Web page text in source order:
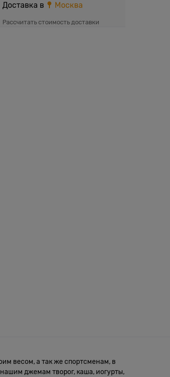
Доставка в Москва
Рассчитать стоимость доставки
весом, а так же спортсменам, в
джемам творог, каша, иогурты,